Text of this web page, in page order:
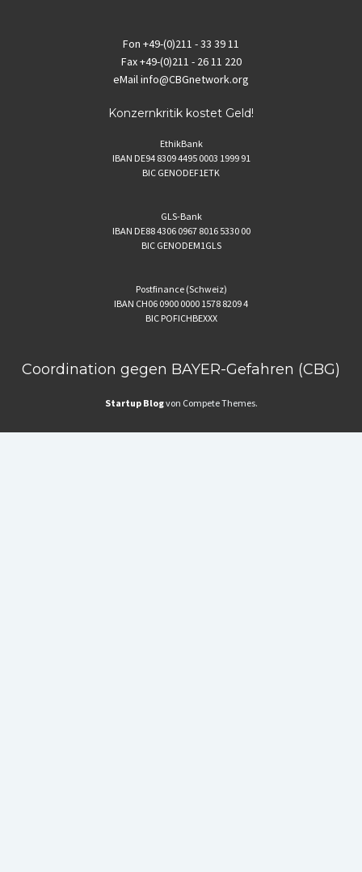
Fon +49-(0)211 - 33 39 11
Fax+49-(0)211 - 26 11 220
eMailinfo@CBGnetwork.org
Konzernkritik kostet Geld!
EthikBank
IBAN DE94 8309 4495 0003 1999 91
BIC GENODEF1ETK
GLS-Bank
IBAN DE88 4306 0967 8016 5330 00
BIC GENODEM1GLS
Postfinance (Schweiz)
IBAN CH06 0900 0000 1578 8209 4
BIC POFICHBEXXX
Coordination gegen BAYER-Gefahren (CBG)
Startup Blogvon Compete Themes.